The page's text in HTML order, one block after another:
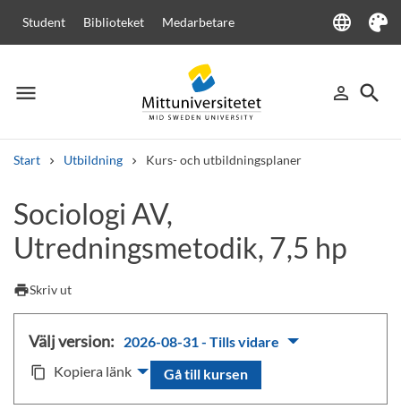
Student Biblioteket Medarbetare language
Language
Tema
menu
Meny person_outline
Logga in
search
Sök
Start Utbildning Kurs- och utbildningsplaner
Andra söktjänster
Kurser och programKursplanerVälkomstbrev
Personal
Sociologi AV,
Utredningsmetodik, 7,5 hp
printSkriv ut
Välj version: 2026-08-31 - Tills vidare
content_copy Kopiera länk Gå till kursen